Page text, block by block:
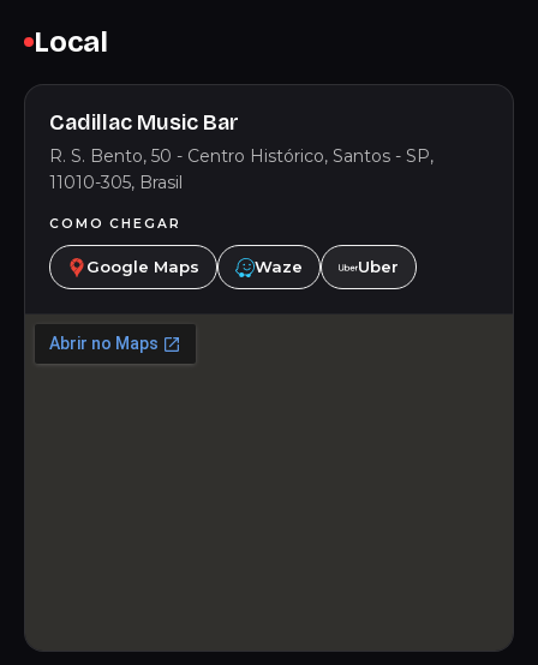
Local
Cadillac Music Bar
R. S. Bento, 50 - Centro Histórico, Santos - SP,
11010-305, Brasil
COMO CHEGAR
Google Maps Waze Uber